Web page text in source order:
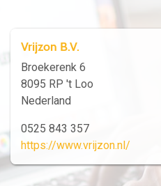
Vrijzon B.V.
Broekerenk 6
8095 RP 't Loo
Nederland
0525 843 357
https://www.vrijzon.nl/